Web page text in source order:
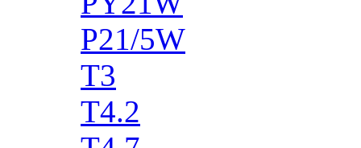
P21/5W
T3
T4.2